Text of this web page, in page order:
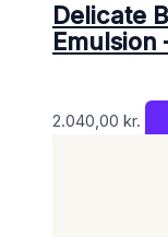
Delicate
Emulsion
2.040,00 kr.